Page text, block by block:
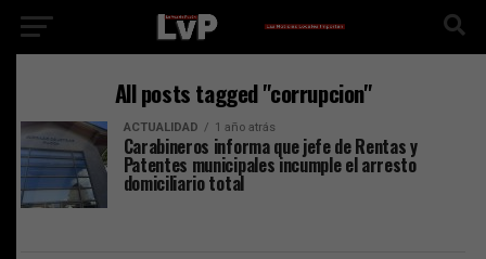
All posts tagged "corrupcion"
ACTUALIDAD 1 año atrás
Carabineros informa que jefe de Rentas y
Patentes municipales incumple el arresto
domiciliario total